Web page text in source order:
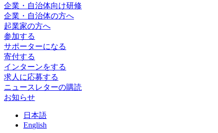
企業・自治体向け研修
企業・自治体の方へ
起業家の方へ
参加する
サポーターになる
寄付する
インターンをする
求人に応募する
ニュースレターの購読
お知らせ
日 本語
English